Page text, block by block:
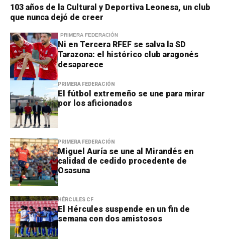
103 años de la Cultural y Deportiva Leonesa, un club
que nunca dejó de creer
PRIMERA FEDERACIÓN
Ni en Tercera RFEF se salva la SD
Tarazona: el histórico club aragonés
desaparece
PRIMERA FEDERACIÓN
El fútbol extremeño se une para mirar
por los aficionados
PRIMERA FEDERACIÓN
Miguel Auría se une al Mirandés en
calidad de cedido procedente de
Osasuna
HÉRCULES CF
El Hércules suspende en un fin de
semana con dos amistosos